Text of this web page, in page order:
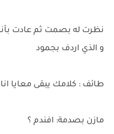
نظرت له بصمت ثم عادت
و الذي اردف بجمود
طائف : كلامك يبقى معايا
مازن بصدمة: افندم ؟